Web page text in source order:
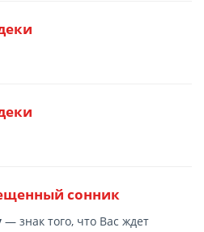
сонник
— знак того, что Вас ждет